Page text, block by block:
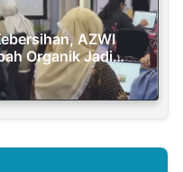
AZWI
Organik Jadi